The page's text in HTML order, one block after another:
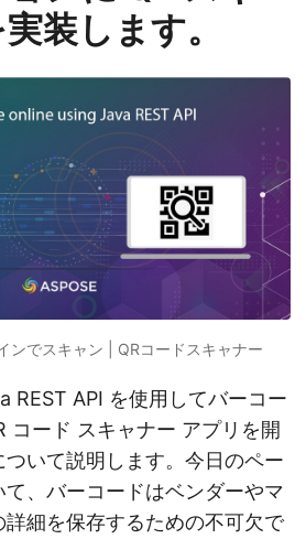
装します。
ンでスキャン | QRコードスキャナー
REST API を使用してバーコー
コード スキャナー アプリを開
いて説明します。今日のペー
て、バーコードはベンダーやマ
細を保存するための不可欠で